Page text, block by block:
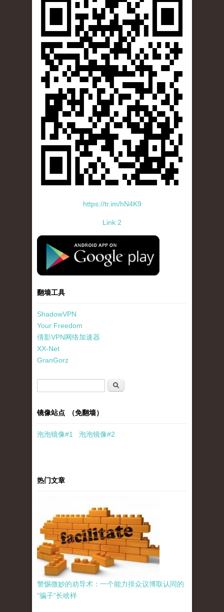
https://tr.im/hN4K9
Link 2
standard-icon-googleplay-app-store.png
翻墙工具
ShadowVPN
Your Freedom
倩影VPN网络加速器
XX-Net
GranGorz
搜索
镜像站点 （免翻墙）
泡泡镜像#1 泡泡镜像#2
热门文章
警惕微妙的劝导术：一个能力排众议博取认同的
“骗子”长啥样